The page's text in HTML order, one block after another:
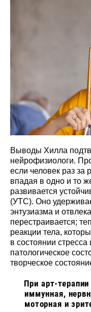
Выводы Хилла
нейрофизиологи.
если человек раз за
впадая в одно и то
развивается
(УТС). Оно
энтузиазма и
перестраивается;
реакции тела,
в состоянии
патологическое
творческое
При арт-
иммунная,
моторная и